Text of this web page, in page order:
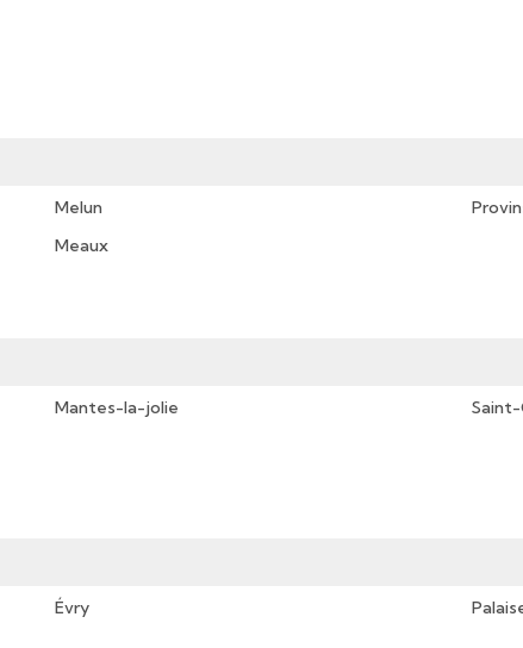
Melun
Meaux
Mantes-la-jolie
Évry